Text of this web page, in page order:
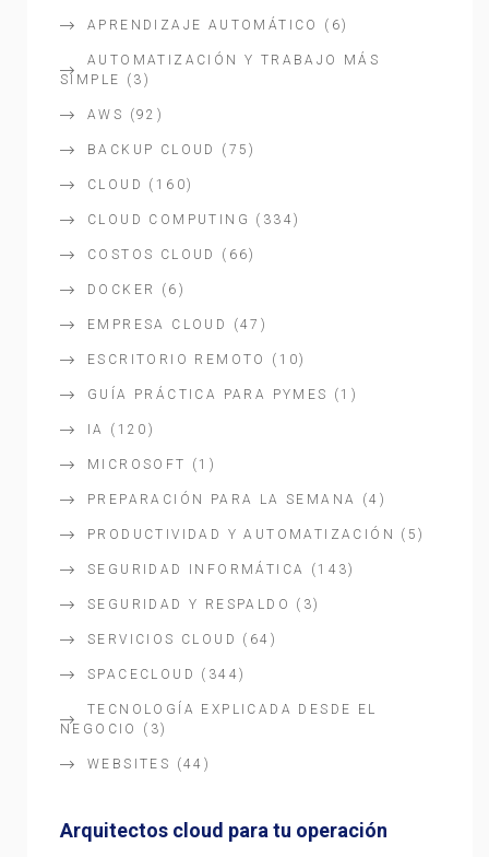
APRENDIZAJE AUTOMÁTICO (6)
AUTOMATIZACIÓN Y TRABAJO MÁS
SIMPLE
(3)
AWS (92)
BACKUP CLOUD (75)
CLOUD (160)
CLOUD COMPUTING (334)
COSTOS CLOUD (66)
DOCKER (6)
EMPRESA CLOUD (47)
ESCRITORIO REMOTO (10)
GUÍA PRÁCTICA PARA PYMES (1)
IA (120)
MICROSOFT (1)
PREPARACIÓN PARA LA SEMANA (4)
PRODUCTIVIDAD Y AUTOMATIZACIÓN (5)
SEGURIDAD INFORMÁTICA (143)
SEGURIDAD Y RESPALDO (3)
SERVICIOS CLOUD (64)
SPACECLOUD (344)
TECNOLOGÍA EXPLICADA DESDE EL
NEGOCIO
(3)
WEBSITES (44)
Arquitectos cloud para tu operación